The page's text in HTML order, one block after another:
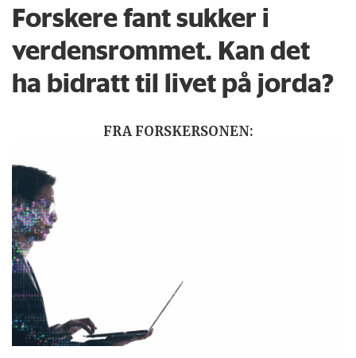
Forskere fant sukker i
verdensrommet. Kan det
ha bidratt til livet på jorda?
FRA FORSKERSONEN: